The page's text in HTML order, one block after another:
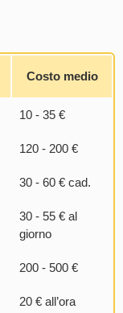
Costo medio
10 - 35 €
120 - 200 €
30 - 60 € cad.
30 - 55 € al
giorno
200 - 500 €
20 € all’ora